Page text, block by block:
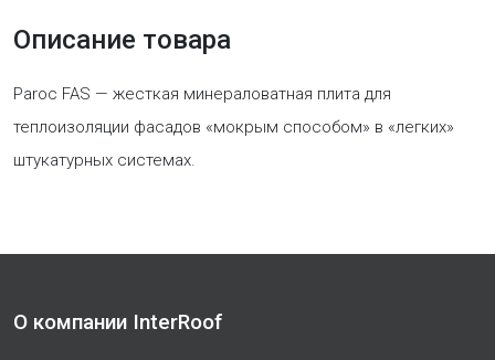
Описание товара
Paroc FAS — жесткая минераловатная плита для
теплоизоляции фасадов «мокрым способом» в «легких»
штукатурных системах.
О компании InterRoof